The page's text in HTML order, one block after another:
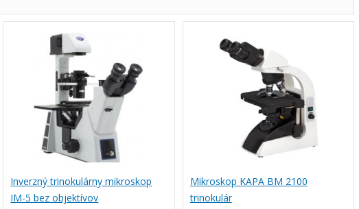
Inverzný trinokulárny mikroskop
IM-5 bez objektívov
Mikroskop KAPA BM 2100
trinokulár